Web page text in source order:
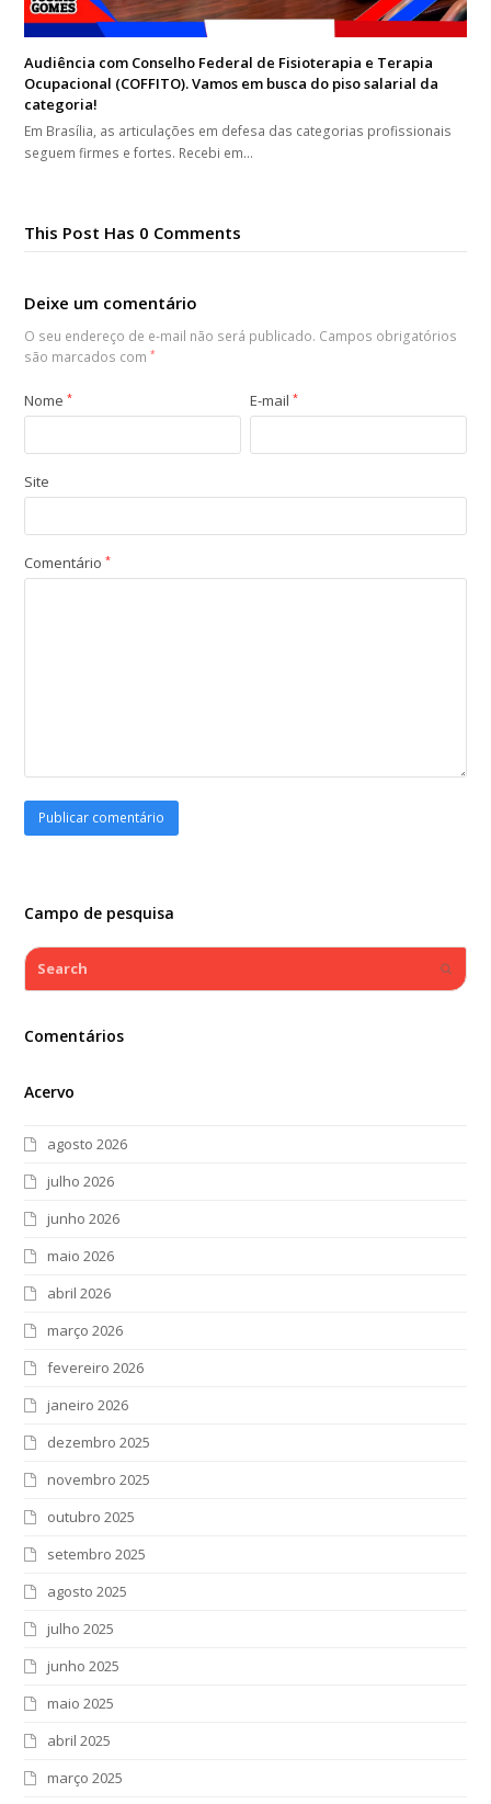
Audiência com Conselho Federal de Fisioterapia e Terapia
Ocupacional (COFFITO). Vamos em busca do piso salarial da
categoria!
Em Brasília, as articulações em defesa das categorias profissionais
seguem firmes e fortes. Recebi em…
This Post Has 0 Comments
Deixe um comentário
O seu endereço de e-mail não será publicado. Campos obrigatórios
são marcados com*
Nome* E-mail*
Site
Comentário*
Campo de pesquisa
Search
Comentários
Acervo
agosto 2026
julho 2026
junho 2026
maio 2026
abril 2026
março 2026
fevereiro 2026
janeiro 2026
dezembro 2025
novembro 2025
outubro 2025
setembro 2025
agosto 2025
julho 2025
junho 2025
maio 2025
abril 2025
março 2025